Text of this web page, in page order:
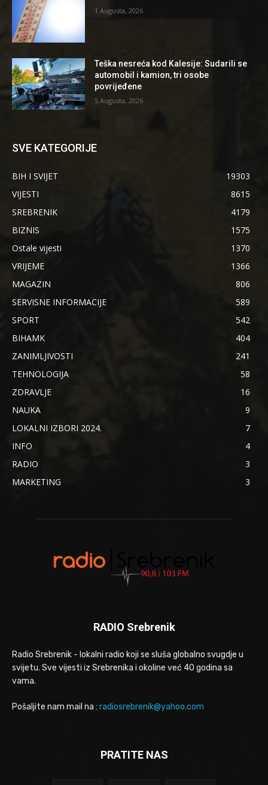
1 Augusta, 2026
Teška nesreća kod Kalesije: Sudarili se
automobil i kamion, tri osobe
povrijeđene
5 Augusta, 2026
SVE KATEGORIJE
BIH I SVIJET
19303
VIJESTI
8615
SREBRENIK
4179
BIZNIS
1575
Ostale vijesti
1370
VRIJEME
1366
MAGAZIN
806
SERVISNE INFORMACIJE
589
SPORT
542
BIHAMK
404
ZANIMLJIVOSTI
241
TEHNOLOGIJA
58
ZDRAVLJE
16
NAUKA
9
LOKALNI IZBORI 2024.
7
INFO
4
RADIO
3
MARKETING
3
RADIO Srebrenik
Radio Srebrenik - lokalni radio koji se sluša globalno svugdje u
svijetu. Sve vijesti iz Srebrenika i okoline već 40 godina sa
vama.
Pošaljite nam mail na : radiosrebrenik@yahoo.com
PRATITE NAS